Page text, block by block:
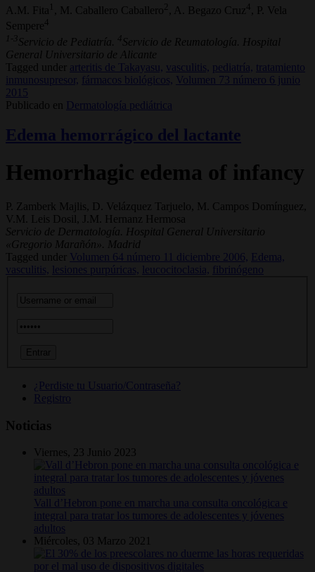
A.M. Fita 1 , M. Caballero Caballero , A. Begazo Cruz4
, P. Vela
Sempere4
1-3 Servicio de Pediatría. 4 Servicio de Reumatología. Hospital
General Universitario de Alicante
Tagged under
arteritis de Takayasu, vasculitis, pediatría, tratamiento
inmunosupresor,
fármacos biológicos,
Volumen 73 número 6 junio
2015
Publicado en
Dermatología pediátrica
Edema hemorrágico del lactante
Hemorrhagic edema of infancy
P. Zamberk Majlis, D. Velázquez Tarjuelo, M. Campos Domínguez,
V.M. Leis Dosil, J.M. Hernanz Hermosa
Servicio de Dermatología. Hospital General Universitario
«Gregorio Marañón». Madrid
Tagged under
Volumen 64 número 11 diciembre 2006, Edema,
vasculitis, lesiones purpúricas, leucocitoclasia, fibrinógeno
¿Perdiste tu Usuario/Contraseña?
Registro
Noticias
Viernes, 23 Junio 2023
Vall d’Hebron pone en marcha una consulta oncológica e
integral para tratar los tumores de adolescentes y jóvenes
adultos
Miércoles, 03 Marzo 2021